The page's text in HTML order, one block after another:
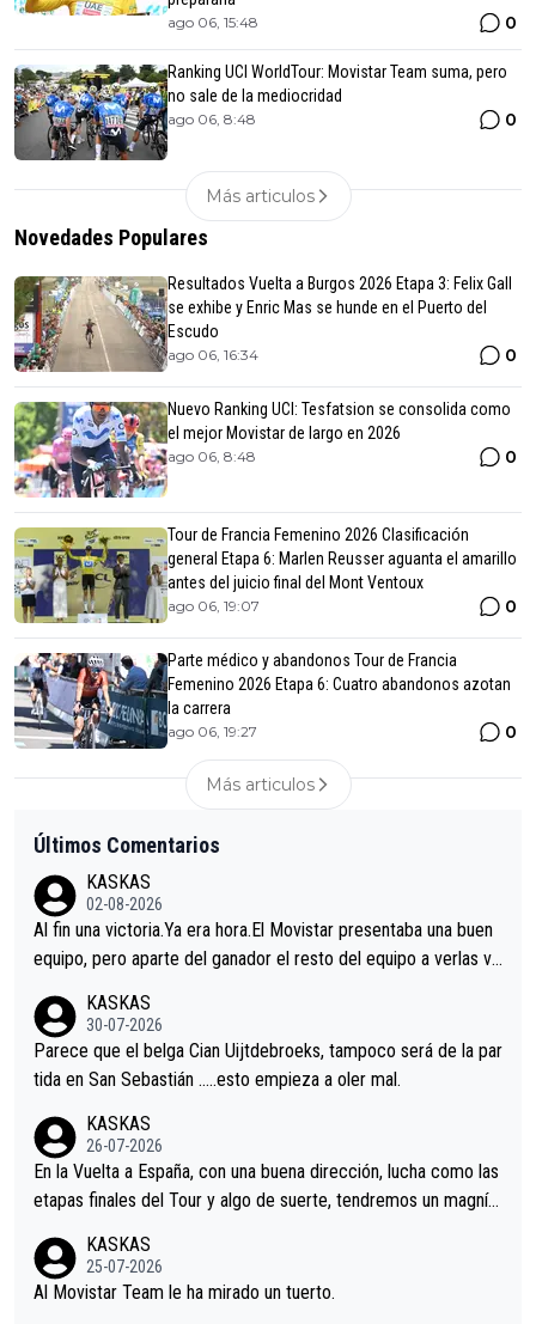
ago 06, 15:48 0
Ranking UCI WorldTour: Movistar Team suma, pero
no sale de la mediocridad
ago 06, 8:48 0
Más articulos
Novedades Populares
Resultados Vuelta a Burgos 2026 Etapa 3: Felix Gall
se exhibe y Enric Mas se hunde en el Puerto del
Escudo
ago 06, 16:34 0
Nuevo Ranking UCI: Tesfatsion se consolida como
el mejor Movistar de largo en 2026
ago 06, 8:48 0
Tour de Francia Femenino 2026 Clasificación
general Etapa 6: Marlen Reusser aguanta el amarillo
antes del juicio final del Mont Ventoux
ago 06, 19:07 0
Parte médico y abandonos Tour de Francia
Femenino 2026 Etapa 6: Cuatro abandonos azotan
la carrera
ago 06, 19:27 0
Más articulos
Últimos Comentarios
KASKAS
02-08-2026
Al fin una victoria.Ya era hora.El Movistar presentaba una buen
equipo, pero aparte del ganador el resto del equipo a verlas ve
s.La única buena noticia es la mejoría de Enric Más en San Seb
astian.Si en la Vuelta a Burgos sigue la mejoría, podríamos ten
er alguna sorpresa en la Vuelta.Ojalá.
KASKAS
30-07-2026
Parece que el belga Cian Uijtdebroeks, tampoco será de la par
tida en San Sebastián …..esto empieza a oler mal.
KASKAS
26-07-2026
En la Vuelta a España, con una buena dirección, lucha como las
etapas finales del Tour y algo de suerte, tendremos un magnífi
KASKAS
25-07-2026
Al Movistar Team le ha mirado un tuerto.